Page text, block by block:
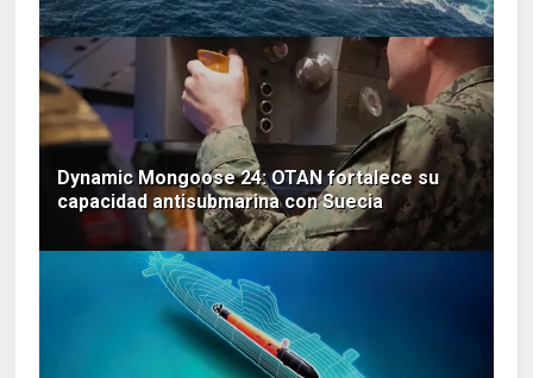
Dynamic Mongoose 24: OTAN fortalece su
capacidad antisubmarina con Suecia